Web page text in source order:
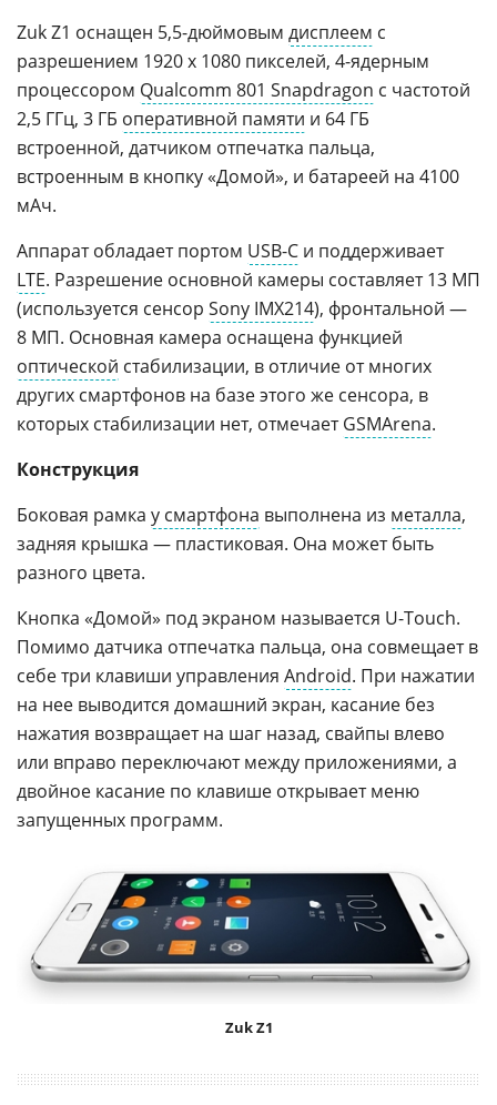
Zuk Z1 оснащен 5,5-дюймовым дисплеем с
разрешением 1920 x 1080 пикселей, 4-ядерным
процессором Qualcomm 801 Snapdragon с частотой
2,5 ГГц, 3 ГБ оперативной памяти и 64 ГБ
встроенной, датчиком отпечатка пальца,
встроенным в кнопку «Домой», и батареей на 4100
мАч.
Аппарат обладает портом USB-C и поддерживает
LTE. Разрешение основной камеры составляет 13 МП
(используется сенсор Sony IMX214), фронтальной —
8 МП. Основная камера оснащена функцией
оптической стабилизации, в отличие от многих
других смартфонов на базе этого же сенсора, в
которых стабилизации нет, отмечаетGSMArena.
Конструкция
Боковая рамка у смартфона выполнена из металла,
задняя крышка — пластиковая. Она может быть
разного цвета.
Кнопка «Домой» под экраном называется U-Touch.
Помимо датчика отпечатка пальца, она совмещает в
себе три клавиши управления Android. При нажатии
на нее выводится домашний экран, касание без
нажатия возвращает на шаг назад, свайпы влево
или вправо переключают между приложениями, а
двойное касание по клавише открывает меню
запущенных программ.
Zuk Z1